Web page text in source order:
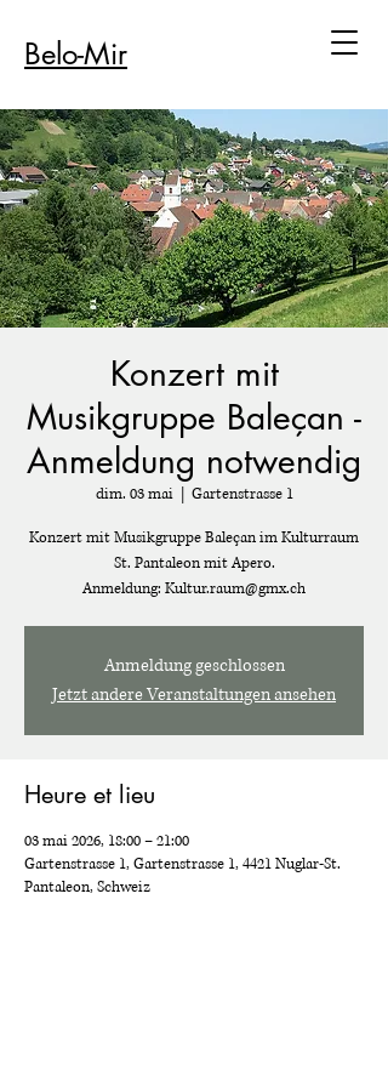
Belo-Mir
Konzert mit
Musikgruppe Baleçan -
Anmeldung notwendig
dim. 03 mai
  |
Gartenstrasse 1
Konzert mit Musikgruppe Baleçan im Kulturraum
St. Pantaleon mit Apero.
Anmeldung: Kultur.raum@gmx.ch
Anmeldung geschlossen
Jetzt andere Veranstaltungen ansehen
Heure et lieu
03 mai 2026, 18:00 – 21:00
Gartenstrasse 1, Gartenstrasse 1, 4421 Nuglar-St.
Pantaleon, Schweiz